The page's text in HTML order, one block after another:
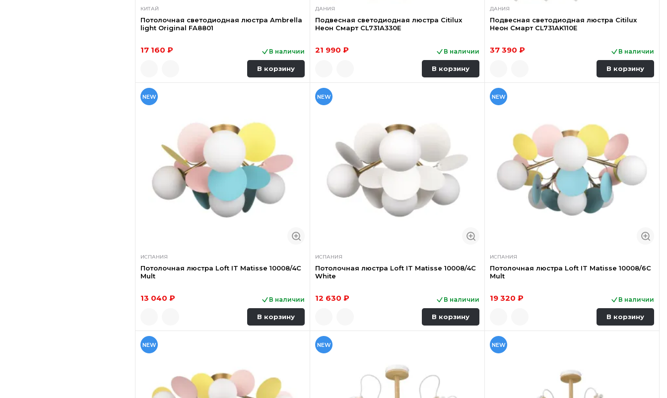
КИТАЙ
Потолочная светодиодная люстра Ambrella
light Original FA8801
17 160 ₽ В наличии
В корзину
ДАНИЯ
Подвесная светодиодная люстра Citilux
Неон Смарт CL731A330E
21 990 ₽ В наличии
В корзину
ДАНИЯ
Подвесная светодиодная люстра Citilux
Неон Смарт CL731AK110E
37 390 ₽ В наличии
В корзину
NEW
ИСПАНИЯ
Потолочная люстра Loft IT Matisse 10008/4C
Mult
13 040 ₽ В наличии
В корзину
NEW
ИСПАНИЯ
Потолочная люстра Loft IT Matisse 10008/4C
White
12 630 ₽ В наличии
В корзину
NEW
ИСПАНИЯ
Потолочная люстра Loft IT Matisse 10008/6C
Mult
19 320 ₽ В наличии
В корзину
NEW NEW NEW